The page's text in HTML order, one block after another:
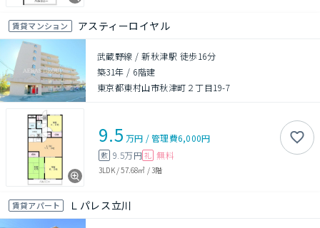
賃貸マンション アスティーロイヤル
武蔵野線 / 新秋津駅 徒歩16分
築31年 / 6階建
東京都東村山市秋津町２丁目19-7
9.5 万円 /管理費6,000円
敷 9.5万円 礼 無料
3LDK/57.68㎡ /3階
賃貸アパート Ｌパレス立川